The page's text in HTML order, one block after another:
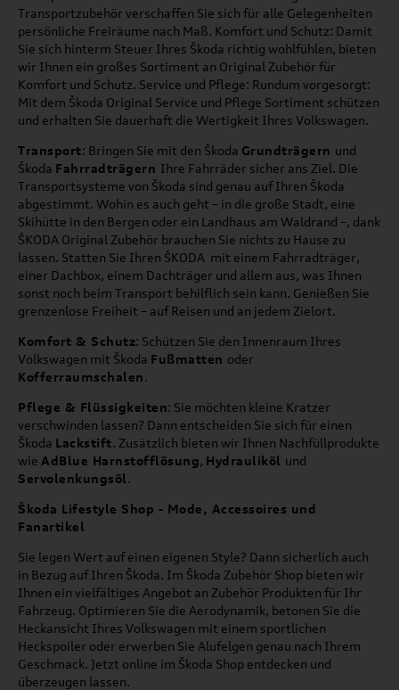
Transportzubehör verschaffen Sie sich für alle Gelegenheiten
persönliche Freiräume nach Maß. Komfort und Schutz: Damit
Sie sich hinterm Steuer Ihres Škoda richtig wohlfühlen, bieten
wir Ihnen ein großes Sortiment an Original Zubehör für
Komfort und Schutz. Service und Pflege: Rundum vorgesorgt:
Mit dem Škoda Original Service und Pflege Sortiment schützen
und erhalten Sie dauerhaft die Wertigkeit Ihres Volkswagen.
Transport: Bringen Sie mit den Škoda Grundträgern und
Škoda Fahrradträgern Ihre Fahrräder sicher ans Ziel. Die
Transportsysteme von Škoda sind genau auf Ihren Škoda
abgestimmt. Wohin es auch geht – in die große Stadt, eine
Skihütte in den Bergen oder ein Landhaus am Waldrand –, dank
ŠKODA Original Zubehör brauchen Sie nichts zu Hause zu
lassen. Statten Sie Ihren ŠKODA mit einem Fahrradträger,
einer Dachbox, einem Dachträger und allem aus, was Ihnen
sonst noch beim Transport behilflich sein kann. Genießen Sie
grenzenlose Freiheit – auf Reisen und an jedem Zielort.
Komfort & Schutz: Schützen Sie den Innenraum Ihres
Volkswagen mit Škoda Fußmatten oder
Kofferraumschalen.
Pflege & Flüssigkeiten: Sie möchten kleine Kratzer
verschwinden lassen? Dann entscheiden Sie sich für einen
Škoda Lackstift. Zusätzlich bieten wir Ihnen Nachfüllprodukte
wie AdBlue Harnstofflösung, Hydrauliköl und
Servolenkungsöl.
Škoda Lifestyle Shop - Mode, Accessoires und
Fanartikel
Sie legen Wert auf einen eigenen Style? Dann sicherlich auch
in Bezug auf Ihren Škoda. Im Škoda Zubehör Shop bieten wir
Ihnen ein vielfältiges Angebot an Zubehör Produkten für Ihr
Fahrzeug. Optimieren Sie die Aerodynamik, betonen Sie die
Heckansicht Ihres Volkswagen mit einem sportlichen
Heckspoiler oder erwerben Sie Alufelgen genau nach Ihrem
Geschmack. Jetzt online im Škoda Shop entdecken und
überzeugen lassen.